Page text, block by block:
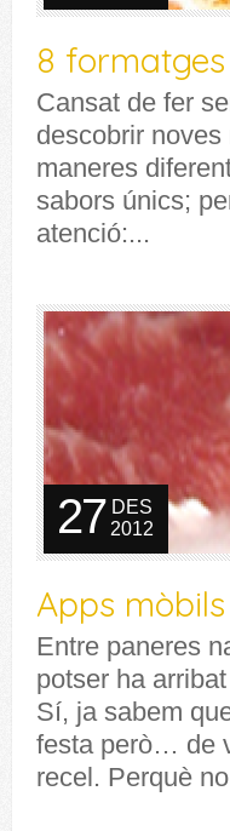
8
Cansat de fer
descobrir
maneres
sabors únics;
atenció:...
DES
2012
27
Apps
Entre paneres
potser ha
Sí, ja sabem
festa però… de
recel. Perquè